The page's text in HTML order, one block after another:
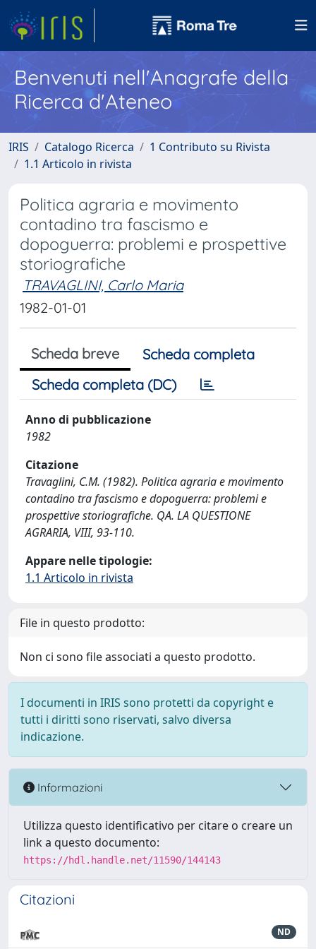
Benvenuti nell'Anagrafe della
Ricerca d'Ateneo
IRIS Catalogo Ricerca
1 Contributo su Rivista
1.1 Articolo in rivista
Politica agraria e movimento
contadino tra fascismo e
dopoguerra: problemi e prospettive
storiografiche
TRAVAGLINI, Carlo Maria
1982-01-01
Scheda breve
Scheda completa
Scheda completa (DC)
Anno di pubblicazione
1982
Citazione
Travaglini, C.M. (1982). Politica agraria e movimento
contadino tra fascismo e dopoguerra: problemi e
prospettive storiografiche. QA. LA QUESTIONE
AGRARIA, VIII, 93-110.
Appare nelle tipologie:
1.1 Articolo in rivista
File in questo prodotto:
Non ci sono file associati a questo prodotto.
I documenti in IRIS sono protetti da copyright e
tutti i diritti sono riservati, salvo diversa
indicazione.
Informazioni
Utilizza questo identificativo per citare o creare un
link a questo documento:
https://hdl.handle.net/11590/144143
Citazioni
ND